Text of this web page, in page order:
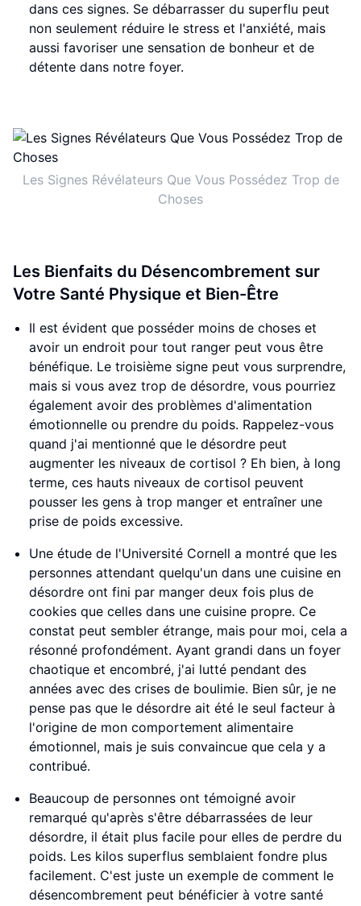
dans ces signes. Se débarrasser du superflu peut
non seulement réduire le stress et l'anxiété, mais
aussi favoriser une sensation de bonheur et de
détente dans notre foyer.
Les Signes Révélateurs Que Vous Possédez Trop de
Choses
Les Bienfaits du Désencombrement sur
Votre Santé Physique et Bien-Être
Il est évident que posséder moins de choses et
avoir un endroit pour tout ranger peut vous être
bénéfique. Le troisième signe peut vous surprendre,
mais si vous avez trop de désordre, vous pourriez
également avoir des problèmes d'alimentation
émotionnelle ou prendre du poids. Rappelez-vous
quand j'ai mentionné que le désordre peut
augmenter les niveaux de cortisol ? Eh bien, à long
terme, ces hauts niveaux de cortisol peuvent
pousser les gens à trop manger et entraîner une
prise de poids excessive.
Une étude de l'Université Cornell a montré que les
personnes attendant quelqu'un dans une cuisine en
désordre ont fini par manger deux fois plus de
cookies que celles dans une cuisine propre. Ce
constat peut sembler étrange, mais pour moi, cela a
résonné profondément. Ayant grandi dans un foyer
chaotique et encombré, j'ai lutté pendant des
années avec des crises de boulimie. Bien sûr, je ne
pense pas que le désordre ait été le seul facteur à
l'origine de mon comportement alimentaire
émotionnel, mais je suis convaincue que cela y a
contribué.
Beaucoup de personnes ont témoigné avoir
remarqué qu'après s'être débarrassées de leur
désordre, il était plus facile pour elles de perdre du
poids. Les kilos superflus semblaient fondre plus
facilement. C'est juste un exemple de comment le
désencombrement peut bénéficier à votre santé